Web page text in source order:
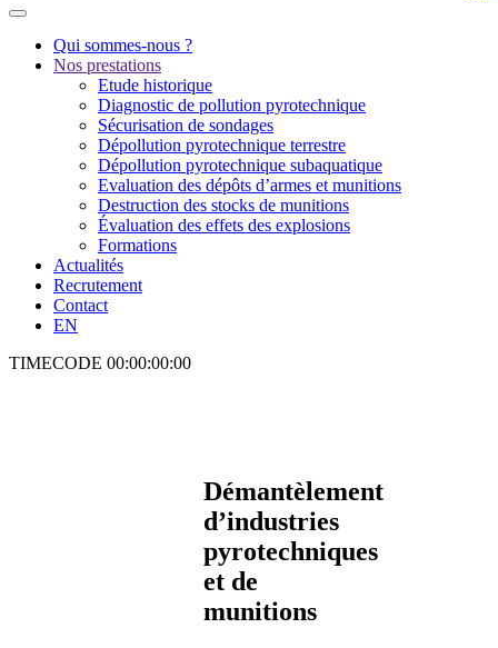
Qui sommes-nous ?
Nos prestations
Etude historique
Diagnostic de pollution pyrotechnique
Sécurisation de sondages
Dépollution pyrotechnique terrestre
Dépollution pyrotechnique subaquatique
Evaluation des dépôts d’armes et munitions
Destruction des stocks de munitions
Évaluation des effets des explosions
Formations
Actualités
Recrutement
Contact
EN
TIMECODE 00:00:00:00
Démantèlement
d’industries
pyrotechniques
et de
munitions